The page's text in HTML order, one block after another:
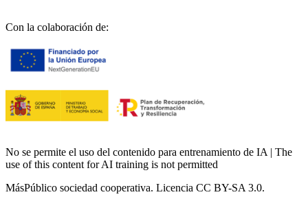
Con la colaboración de:
No se permite el uso del contenido para entrenamiento de IA | The
use of this content for AI training is not permitted
MásPúblico sociedad cooperativa. Licencia CC BY-SA 3.0.